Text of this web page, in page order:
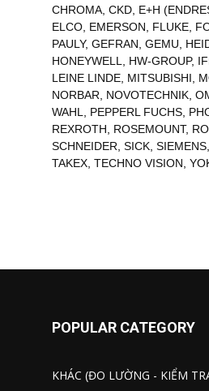
CHROMA CKD E+H
ELCO EMERSON FLUKE
PAULY, GEFRAN GEMU
HONEYWELL
HW-GROUP,
LEINE LINDE MITSUBISHI
NORBAR
NOVOTECHNIK
WAHL
PEPPERL FUCHS
REXROTH
ROSEMOUNT,
SCHNEIDER SICK SIEMENS
TAKEX TECHNO VISION
POPULAR CATEGORY
KHÁC (ĐO LƯỜNG - KIỂM